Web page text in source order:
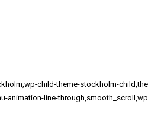
child-theme-stockholm-
animation-line-